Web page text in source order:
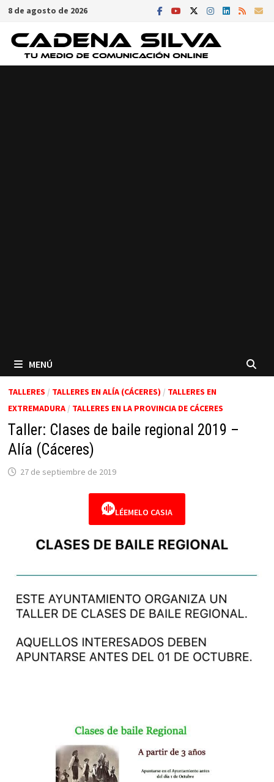
Saltar
contenido
8 de agosto de 2026
MENÚ
TALLERES / TALLERES EN ALÍA (CÁCERES) / TALLERES EN
EXTREMADURA/ TALLERES EN LA PROVINCIA DE CÁCERES
Taller: Clases de baile regional 2019 –
Alía (Cáceres)
27 de septiembre de 2019
LÉEMELO CASIA